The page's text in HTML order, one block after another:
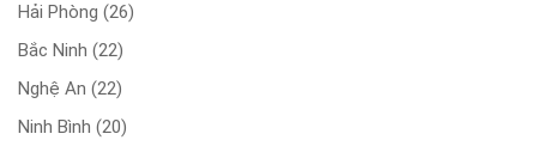
Hải Phòng (26)
Bắc Ninh (22)
Nghệ An (22)
Ninh Bình (20)